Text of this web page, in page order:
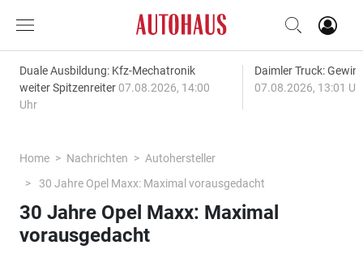
Duale Ausbildung: Kfz-Mechatronik
weiter Spitzenreiter 07.08.2026, 14:00
Uhr
Daimler Truck:
07.08.2026, 13:01
Home Nachrichten
Autohersteller
30 Jahre Opel Maxx: Maximal vorausgedacht
30 Jahre Opel Maxx: Maximal
vorausgedacht